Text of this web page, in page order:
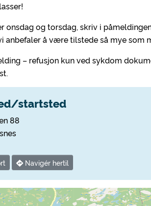
onsdag og torsdag, skriv i
anbefaler å være tilstede så mye som
– refusjon kun ved sykdom
startsted
88
Navigér hertil